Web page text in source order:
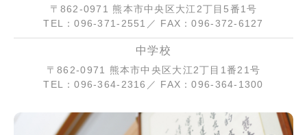
〒862-0971 熊本市中央区大江2丁目5番1号
TEL：096-371-2551／ FAX：096-372-6127
中学校
〒862-0971 熊本市中央区大江2丁目1番21号
TEL：096-364-2316／ FAX：096-364-1300